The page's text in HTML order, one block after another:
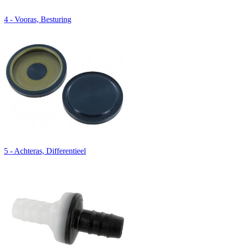
4 - Vooras, Besturing
5 - Achteras, Differentieel